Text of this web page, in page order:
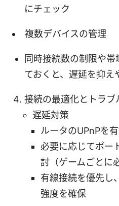
にチェック
複数デバイスの管理
同時接続数の制限や
ておくと、遅延を抑え
接続の最適化とトラブ
遅延対策
ルータのUPnPを
必要に応じてポー
討（ゲームごとに
有線接続を優先し
強度を確保